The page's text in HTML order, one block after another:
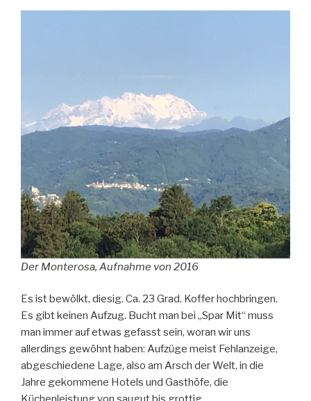
Der Monterosa, Aufnahme von 2016
Es ist bewölkt, diesig. Ca. 23 Grad. Koffer hochbringen.
Es gibt keinen Aufzug. Bucht man bei „Spar Mit“ muss
man immer auf etwas gefasst sein, woran wir uns
allerdings gewöhnt haben: Aufzüge meist Fehlanzeige,
abgeschiedene Lage, also am Arsch der Welt, in die
Jahre gekommene Hotels und Gasthöfe, die